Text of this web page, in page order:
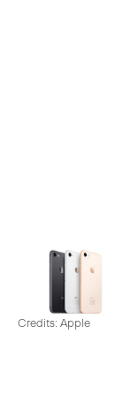
Credits: Apple